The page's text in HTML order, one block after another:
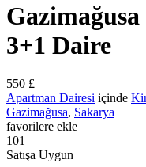
3+1 Daire
550 £
Apartman Dairesi içinde
Gazimağusa, Sakarya
favorilere ekle
101
Satışa Uygun